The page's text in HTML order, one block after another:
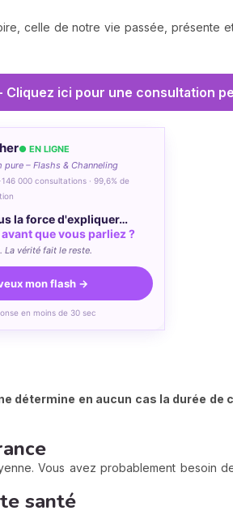
celle de notre vie passée, présente
Cliquez ici pour une consultation
● EN LIGNE
pure – Flashs & Channeling
000 consultations · 99,6% de
la force d'expliquer…
que vous parliez ?
La vérité fait le reste.
mon flash →
en moins de 30 sec
détermine en aucun cas la durée de
Vous avez probablement besoin
santé